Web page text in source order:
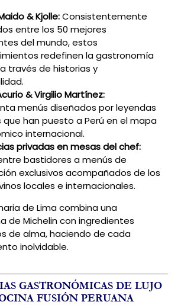
& Kjolle:Consistentemente
entre los 50 mejores
del mundo, estos
redefinen la gastronomía
través de historias y
& Virgilio Martínez:
menús diseñados por leyendas
que han puesto a Perú en el mapa
internacional.
privadas en mesas del chef:
bastidores a menús de
exclusivos acompañados de los
locales e internacionales.
de Lima combina una
de Michelin con ingredientes
de alma, haciendo de cada
inolvidable.
GASTRONÓMICAS DE LUJO
FUSIÓN PERUANA